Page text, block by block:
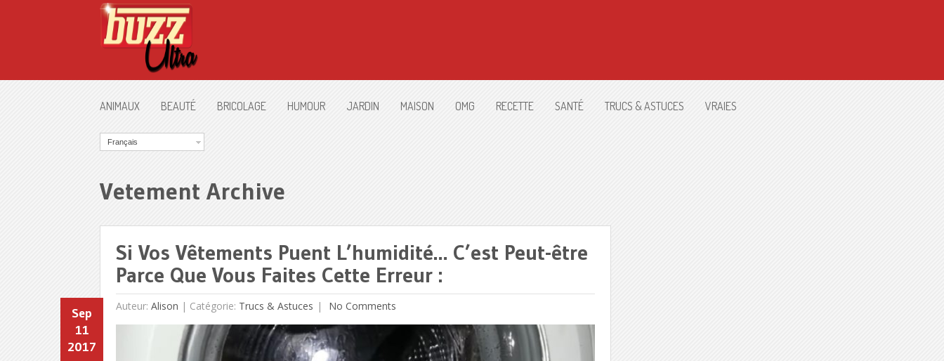
ANIMAUX BEAUTÉ BRICOLAGE HUMOUR JARDIN MAISON OMG RECETTE SANTÉ TRUCS & ASTUCES VRAIES
Français
Vetement Archive
Si Vos Vêtements Puent L’humidité… C’est Peut-être
Parce Que Vous Faites Cette Erreur :
Auteur: Alison |
Sep
11
2017
Catégorie: Trucs & Astuces No Comments